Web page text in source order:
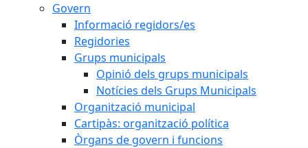
Govern
Informació regidors/es
Regidories
Grups municipals
Opinió dels grups municipals
Notícies dels Grups Municipals
Organització municipal
Cartipàs: organització política
Òrgans de govern i funcions